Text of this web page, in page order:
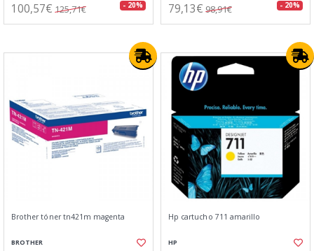
100,57€ 125,71€ - 20% 79,13€ 98,91€ - 20%
Brother tóner tn421m magenta
BROTHER
Hp cartucho 711 amarillo
HP